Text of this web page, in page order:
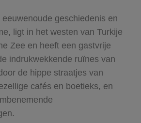
eeuwenoude geschiedenis en
ligt in het westen van Turkije
Zee en heeft een gastvrije
indrukwekkende ruïnes van
de hippe straatjes van
cafés en boetieks, en